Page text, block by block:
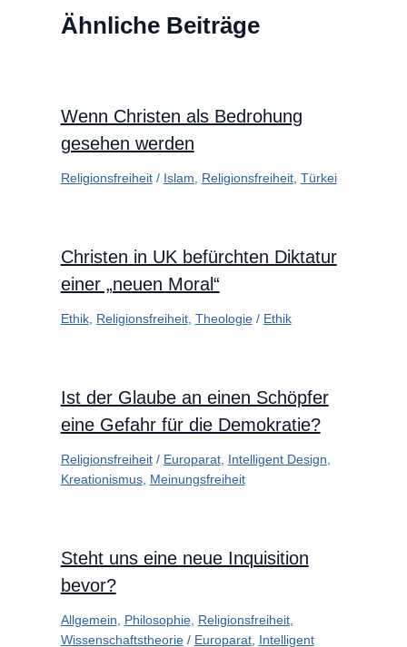
Ähnliche Beiträge
Wenn Christen als Bedrohung
gesehen werden
Religionsfreiheit/ Islam Religionsfreiheit, Türkei
Christen in UK befürchten Diktatur
einer „neuen Moral“
Ethik, Religionsfreiheit, Theologie/ Ethik
Ist der Glaube an einen Schöpfer
eine Gefahr für die Demokratie?
Religionsfreiheit/ Europarat, Intelligent Design
Kreationismus, Meinungsfreiheit
Steht uns eine neue Inquisition
bevor?
Allgemein Philosophie, Religionsfreiheit,
Wissenschaftstheorie/ Europarat, Intelligent